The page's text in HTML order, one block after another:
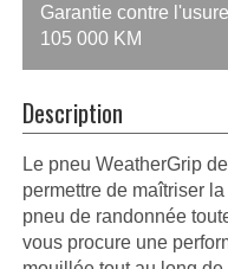
Garantie contre
105 000 KM
Description
Le pneu WeatherGrip
permettre de maîtriser
pneu de randonnée
vous procure une